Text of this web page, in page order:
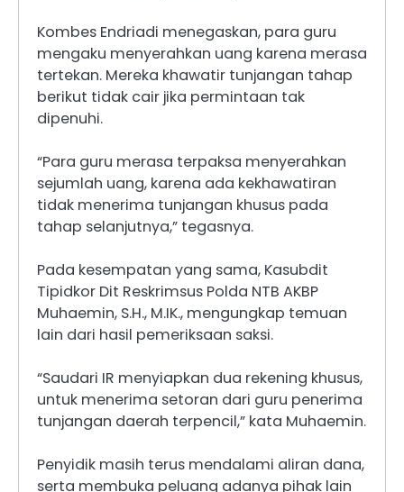
Kombes Endriadi menegaskan, para guru
mengaku menyerahkan uang karena merasa
tertekan. Mereka khawatir tunjangan tahap
berikut tidak cair jika permintaan tak
dipenuhi.
“Para guru merasa terpaksa menyerahkan
sejumlah uang, karena ada kekhawatiran
tidak menerima tunjangan khusus pada
tahap selanjutnya,” tegasnya.
Pada kesempatan yang sama, Kasubdit
Tipidkor Dit Reskrimsus Polda NTB AKBP
Muhaemin, S.H., M.IK., mengungkap temuan
lain dari hasil pemeriksaan saksi.
“Saudari IR menyiapkan dua rekening khusus,
untuk menerima setoran dari guru penerima
tunjangan daerah terpencil,” kata Muhaemin.
Penyidik masih terus mendalami aliran dana,
serta membuka peluang adanya pihak lain